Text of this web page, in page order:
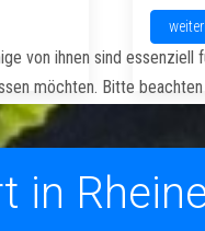
in
von ihnen sind
möchten. Bitte